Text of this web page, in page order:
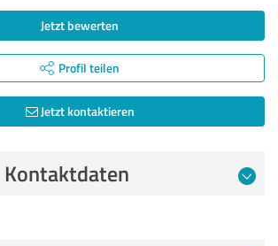
Jetzt bewerten
Profil teilen
Jetzt kontaktieren
Kontaktdaten